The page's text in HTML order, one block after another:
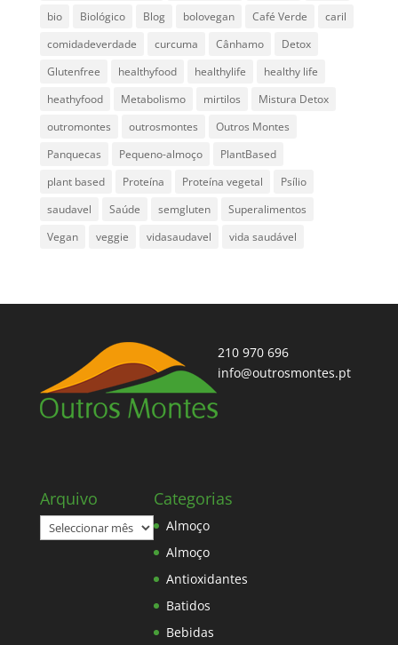
bio
Biológico Blog bolovegan Café Verde
caril
comidadeverdade
curcuma Cânhamo
Detox
Glutenfree
healthyfood healthylife
healthy life
heathyfood
Metabolismo mirtilos
Mistura Detox
outromontes
outrosmontes
Outros Montes
Panquecas
Pequeno-almoço
PlantBased
plant based
Proteína Proteína vegetal
Psílio
saudavel
Saúde semgluten
Superalimentos
Vegan
veggie vidasaudavel vida saudável
210 970 696
info@outrosmontes.pt
Arquivo
Arquivo
Categorias
Almoço
Almoço
Antioxidantes
Batidos
Bebidas